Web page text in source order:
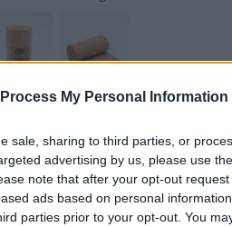
My Personal Information
sale, sharing to third parties, or
advertising by us, please use
note that after your opt-out
ads based on personal
parties prior to your opt-out. You
€ (iva esclusa)